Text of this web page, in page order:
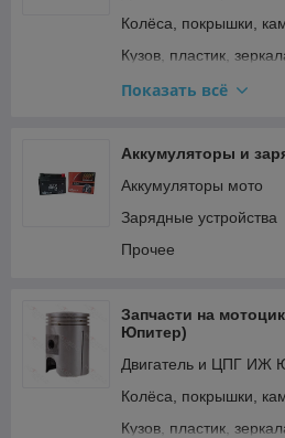
Тормозная система
Трансмиссия
Электрооборудование
Колёса, покрышки,
Кузов, пластик,
Освещение и
Прочее
Ремкомплекты,
Топливная система и
Тормозная система
Показать всё
Аккумуляторы и
Аккумуляторы мото
Зарядные устройства
Прочее
Запчасти на
Юпитер)
Двигатель и ЦПГ ИЖ
Колёса, покрышки,
Кузов, пластик,